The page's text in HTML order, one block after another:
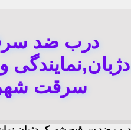
درب ضد
سرقت